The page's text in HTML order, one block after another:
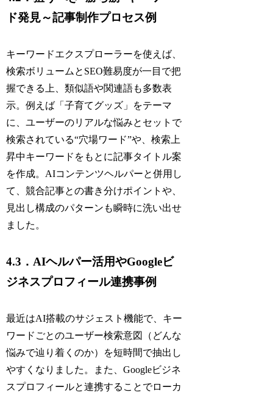
ド発見～記事制作プロセス例
キーワードエクスプローラーを使えば、
検索ボリュームとSEO難易度が一目で把
握できる上、類似語や関連語も多数表
示。例えば「子育てグッズ」をテーマ
に、ユーザーのリアルな悩みとセットで
検索されている“穴場ワード”や、検索上
昇中キーワードをもとに記事タイトル案
を作成。AIコンテンツヘルパーと併用し
て、競合記事との書き分けポイントや、
見出し構成のパターンも瞬時に洗い出せ
ました。
4.3．AIヘルパー活用やGoogleビ
ジネスプロフィール連携事例
最近はAI搭載のサジェスト機能で、キー
ワードごとのユーザー検索意図（どんな
悩みで辿り着くのか）を短時間で抽出し
やすくなりました。また、Googleビジネ
スプロフィールと連携することでローカ